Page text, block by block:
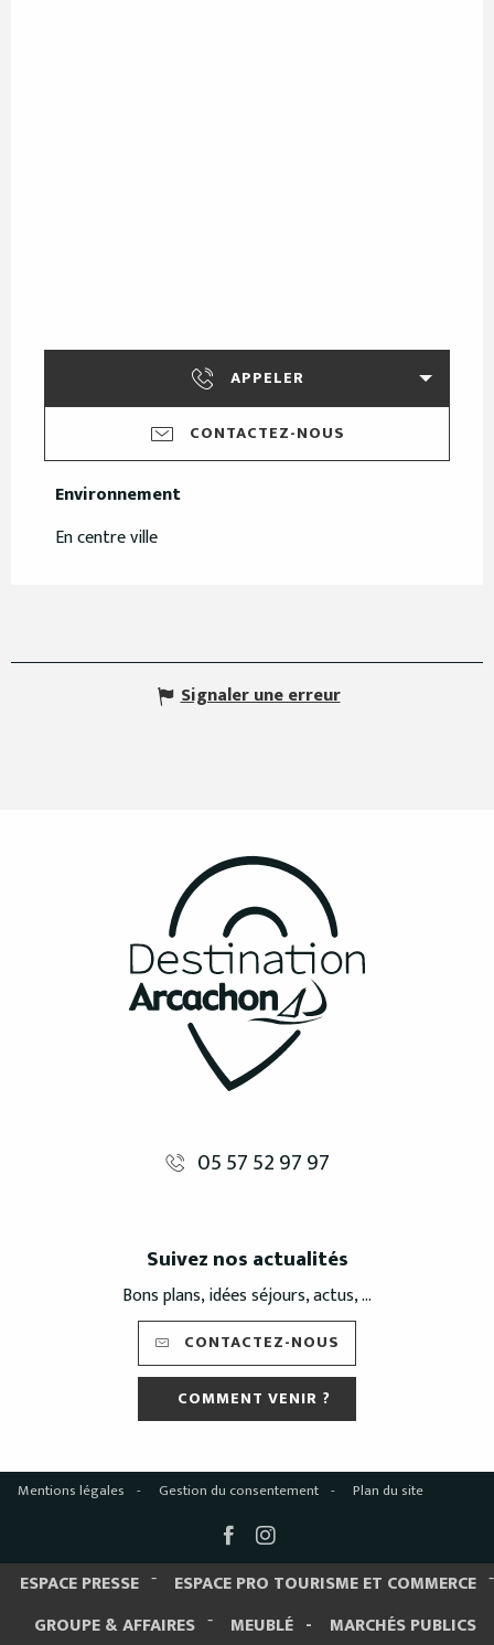
APPELER
CONTACTEZ-NOUS
Environnement
Environnement
En centre ville
Signaler une erreur
05 57 52 97 97
Suivez nos actualités
Bons plans, idées séjours, actus, ...
CONTACTEZ-NOUS
COMMENT VENIR ?
Mentions légales Gestion du consentement Plan du site
ESPACE PRESSE
ESPACE PRO TOURISME ET COMMERCE
GROUPE & AFFAIRES
MEUBLÉ MARCHÉS PUBLICS